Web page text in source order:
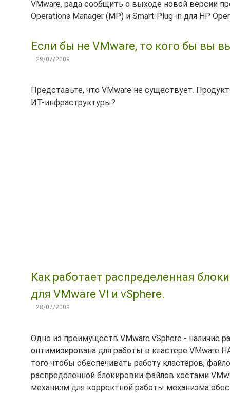
VMware, рада сообщить о выходе новой версии
Operations Manager (MP) и Smart Plug-in для HP
Если бы не VMware, то кого бы вы
29/07/2009
Представьте, что VMware не существует.
ИТ-инфраструктуры?
Как работает распределенная
для VMware VI и vSphere.
28/07/2009
Одно из преимуществ VMware vSphere - наличие
оптимизирована для работы в кластере VMware
того чтобы обеспечивать работу кластеров,
распределенной блокировки файлов хостами
механизм для корректной работы механизма